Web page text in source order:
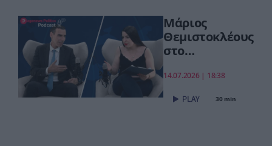
δυναμικά»
Μάριος
Θεμιστοκλέους
στο
«Το νέο ΕΣΥ
είναι ήδη εδώ
– Τέλος στις
14.07.2026 | 18:38
30 min